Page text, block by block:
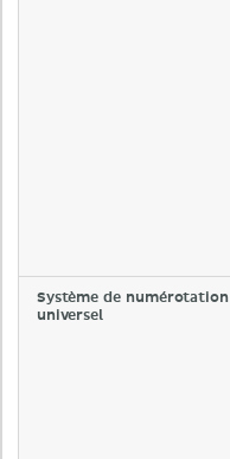
Système de numérotation
universel